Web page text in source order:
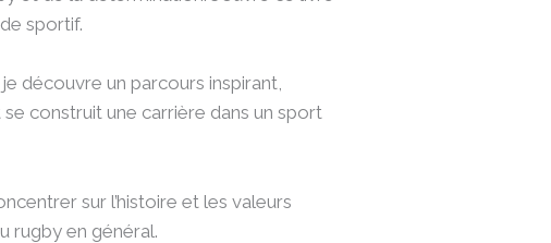
sportif.
découvre un parcours inspirant,
construit une carrière dans un sport
sur l’histoire et les valeurs
rugby en général.